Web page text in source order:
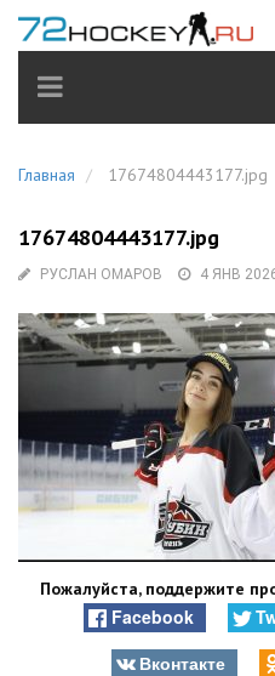
TOGGLE
NAVIGATION
Главная 17674804443177.jpg
17674804443177.jpg
РУСЛАН ОМАРОВ 4 ЯНВ
Пожалуйста, поддержите
Facebook
Вконтакте